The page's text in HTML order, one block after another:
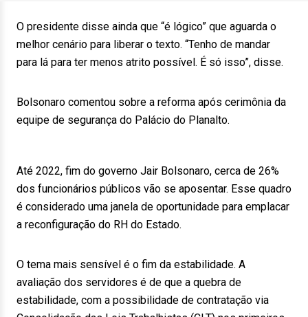
O presidente disse ainda que “é lógico” que aguarda o
melhor cenário para liberar o texto. “Tenho de mandar
para lá para ter menos atrito possível. É só isso”, disse.
Bolsonaro comentou sobre a reforma após cerimônia da
equipe de segurança do Palácio do Planalto.
Até 2022, fim do governo Jair Bolsonaro, cerca de 26%
dos funcionários públicos vão se aposentar. Esse quadro
é considerado uma janela de oportunidade para emplacar
a reconfiguração do RH do Estado.
O tema mais sensível é o fim da estabilidade. A
avaliação dos servidores é de que a quebra de
estabilidade, com a possibilidade de contratação via